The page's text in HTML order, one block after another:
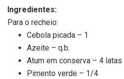
Ingredientes:
Para o recheio:
Cebola picada – 1
Azeite – q.b.
Atum em conserva – 4 latas
Pimento verde – 1/4